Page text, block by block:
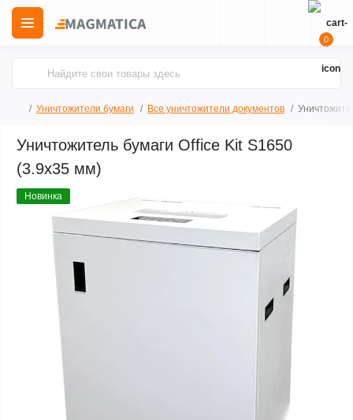
0
Уничтожители бумаги Все уничтожители документов
Уничтожитель бумаги Office Kit S1650
(3.9x35 мм)
Новинка